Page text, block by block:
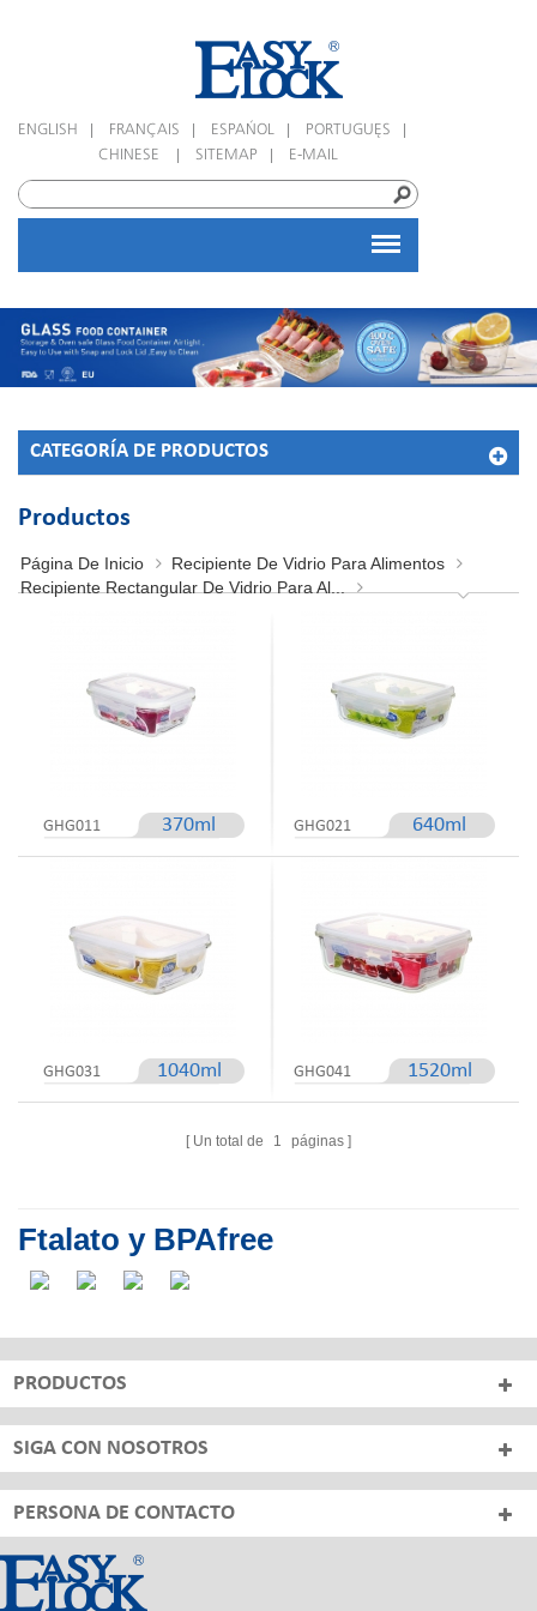
ENGLISH FRANÇAIS ESPAÑOL PORTUGUÊS
CHINESE SITEMAP E-MAIL
CATEGORÍA DE PRODUCTOS
Productos
Página De Inicio
Recipiente De Vidrio Para Alimentos
Recipiente Rectangular De Vidrio Para Al...
GHG011 370ml GHG021 640ml
GHG031 1040ml GHG041 1520ml
Un total de 1 páginas
Ftalato y BPAfree
PRODUCTOS
SIGA CON NOSOTROS
PERSONA DE CONTACTO